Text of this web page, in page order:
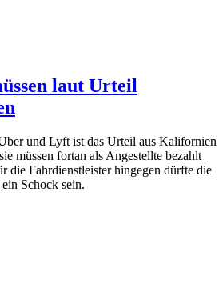
laut Urteil
und Lyft ist das Urteil aus Kalifornien
müssen fortan als Angestellte bezahlt
die Fahrdienstleister hingegen dürfte die
Schock sein.